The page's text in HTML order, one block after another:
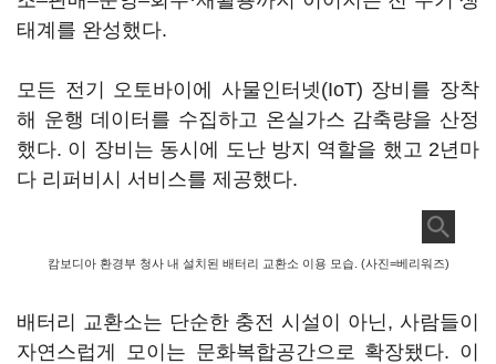
태계를 완성했다.
모든 전기 오토바이에 사물인터넷(IoT) 장비를 장착
해 운행 데이터를 수집하고 온실가스 감축량을 산정
했다. 이 장비는 동시에 도난 방지 역할을 했고 2년마
다 리퍼비시 서비스를 제공했다.
캄보디아 환경부 청사 내 설치된 배터리 교환소 이용 모습. (사진=베리워즈)
배터리 교환소는 단순한 충전 시설이 아닌, 사람들이
자연스럽게 모이는 문화복합공간으로 확장됐다. 이